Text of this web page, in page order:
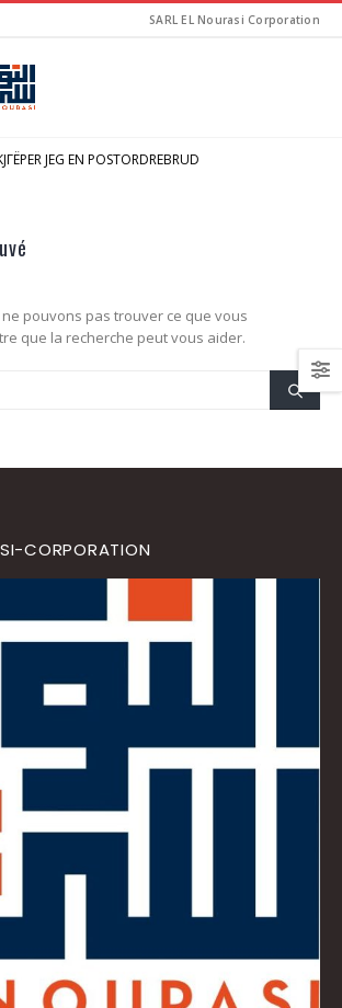
SARL EL Nourasi Corporation
JEG EN POSTORDREBRUD
pouvons pas trouver ce que vous
que la recherche peut vous aider.
CORPORATION